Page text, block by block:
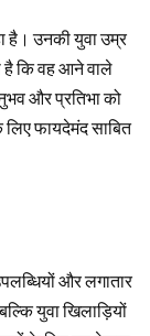
है। उनकी युवा उम्र
है कि वह आने वाले
और प्रतिभा को
फायदेमंद साबित
और लगातार
युवा खिलाड़ियों